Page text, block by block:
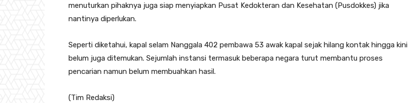
menuturkan pihaknya juga siap menyiapkan Pusat Kedokteran dan Kesehatan (Pusdokkes) jika
nantinya diperlukan.
Seperti diketahui, kapal selam Nanggala 402 pembawa 53 awak kapal sejak hilang kontak hingga kini
belum juga ditemukan. Sejumlah instansi termasuk beberapa negara turut membantu proses
pencarian namun belum membuahkan hasil.
(Tim Redaksi)